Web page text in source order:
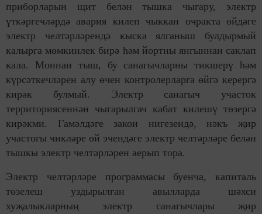
приборларын щит белән тышка чыгару, электр
үткәргечләрдә авария килеп чыккан очракта өйдәге
электр челтәрләрендә кыска ялганыш булдырмый
калырга мөмкинлек бирә һәм йортны янгыннан саклап
кала. Моннан тыш, бу санагычларны тикшерү һәм
күрсәткечләрен алу өчен контролерларга өйгә керергә
кирәк булмый. Электр санагыч участок
территориясеннән чыгарылгач кабат килешү төзергә
кирәкми. Гамәлдәге закон нигезендә, нәкъ җир
участогы чикләре өй эчендәге электр челтәрләре белән
тышкы электр челтәрләрен аерып тора.
Электр челтәрләре программасы буенча, капиталь
төзелеш уздырылган авылларда шәхси
хуҗалыкларның электр санагычлары җир